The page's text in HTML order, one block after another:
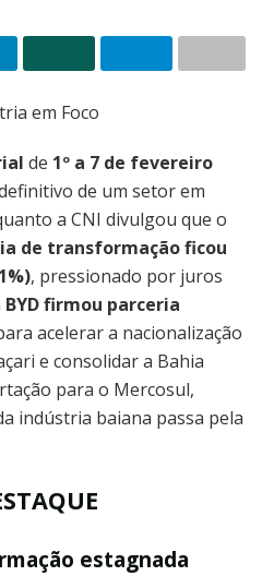
de 1º a 7 de fevereiro
de um setor em
a CNI divulgou que o
de transformação ficou
, pressionado por juros
BYD firmou parceria
acelerar a nacionalização
e consolidar a Bahia
para o Mercosul,
indústria baiana passa pela
estagnada